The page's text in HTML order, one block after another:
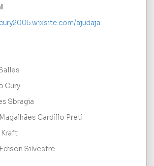
ajudaja
Cury
Sbragia
Cardillo Preti
Kraft
Edison Silvestre